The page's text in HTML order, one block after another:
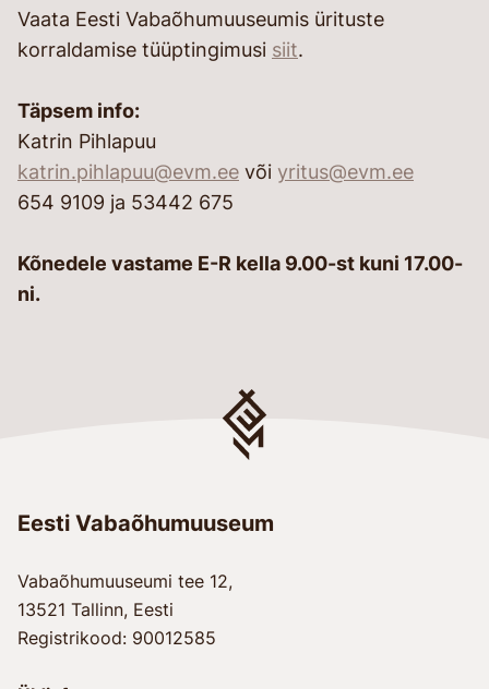
Vaata Eesti Vabaõhumuuseumis ürituste
korraldamise tüüptingimusi siit.
Täpsem info:
Katrin Pihlapuu
katrin.pihlapuu@evm.ee või yritus@evm.ee
654 9109 ja 53442 675
Kõnedele vastame E-R kella 9.00-st kuni 17.00-
ni.
Eesti Vabaõhumuuseum
Vabaõhumuuseumi tee 12,
13521 Tallinn, Eesti
Registrikood: 90012585